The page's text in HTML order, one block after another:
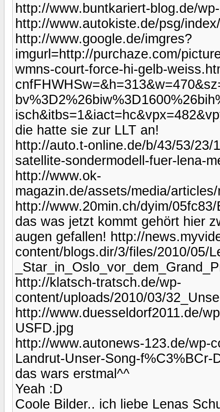
http://www.buntkariert-blog.de/
http://www.autokiste.de/psg/
http://www.google.de/imgres?
imgurl=http://purchaze.com/
wmns-court-force-hi-gelb-
die hatte sie zur LLT an!
http://auto.t-online.de/b/43/53/
satellite-sondermodell-fuer-lena-
http://www.ok-
magazin.de/assets/media/
http://www.20min.ch/dyim/
das was jetzt kommt gehört hier
augen gefallen! http://
content/blogs.dir/3/files/2010/05/
http://klatsch-tratsch.de/wp-
content/uploads/2010/03/
http://www.duesseldorf2011.de/
USFD.jpg
http://www.autonews-123.de/wp-
Landrut-Unser-Song-
das wars erstmal^^
Yeah :D
Coole Bilder.. ich liebe Lenas